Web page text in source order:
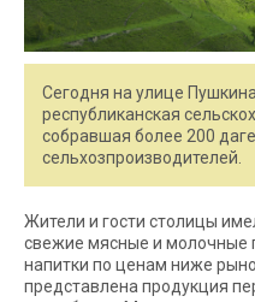
Сегодня на улице
республиканская
собравшая более 200
сельхозпроизводителей.
Жители и гости столицы
свежие мясные и молочные
напитки по ценам ниже
представлена продукция